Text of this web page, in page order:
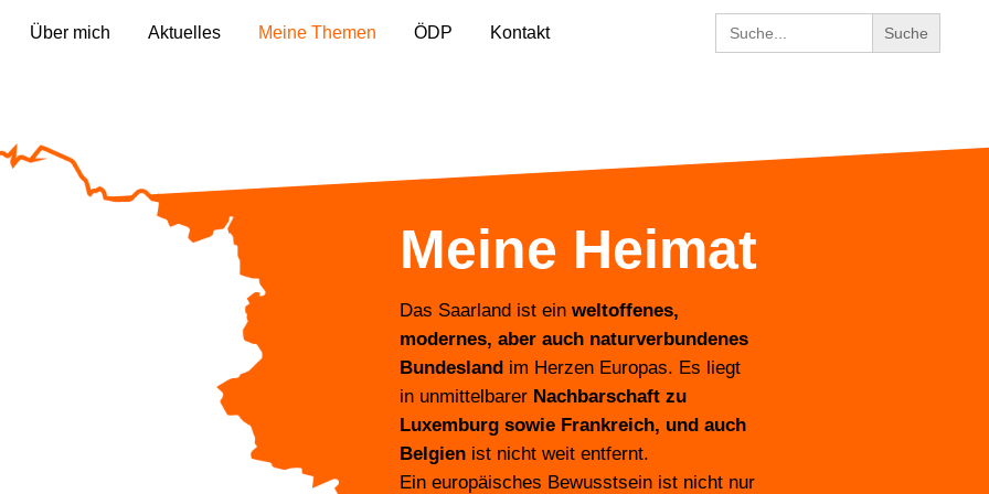
Search
for:
Über mich Aktuelles Meine Themen ÖDP Kontakt
Meine Heimat
Das Saarland ist ein weltoffenes,
modernes, aber auch naturverbundenes
Bundeslandim Herzen Europas. Es liegt
in unmittelbarer Nachbarschaft zu
Luxemburg sowie Frankreich, und auch
Belgienist nicht weit entfernt.
Ein europäisches Bewusstsein ist nicht nur